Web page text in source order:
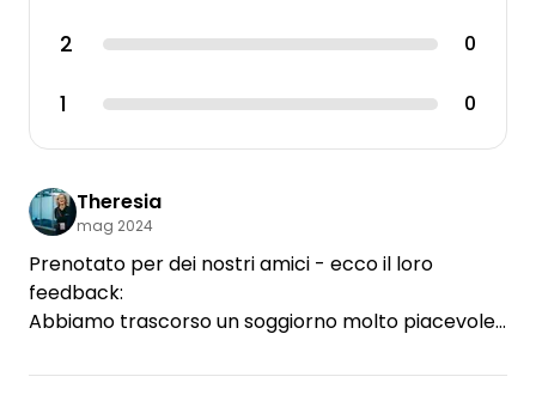
2 0
1 0
Theresia
mag 2024
Prenotato per dei nostri amici - ecco il loro
feedback:
Abbiamo trascorso un soggiorno molto piacevole
non mancava nulla. Un posto meraviglioso per